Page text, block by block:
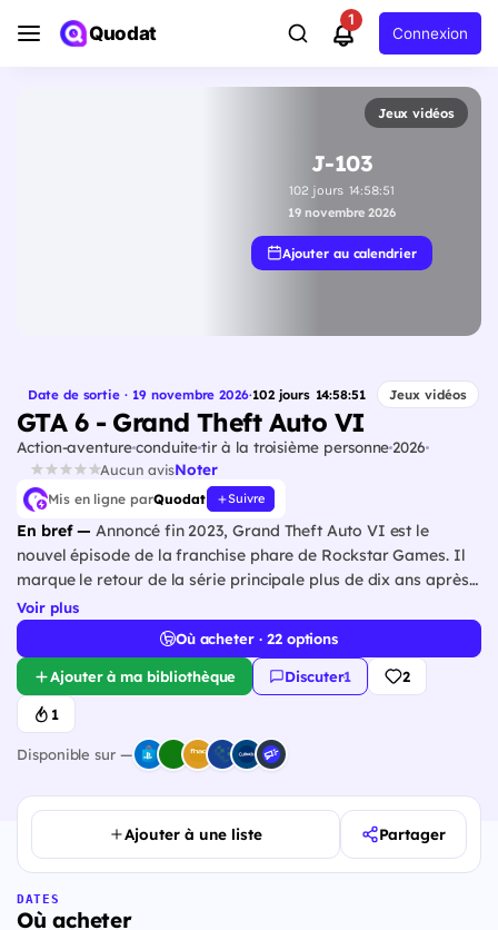
Quodat
1
Connexion
Jeux vidéos
J-103
102jours 14:58:50
19 novembre 2026
Ajouter au calendrier
Date de sortie · 19 novembre 2026·102jours 14:58:50 Jeux vidéos
GTA 6 - Grand Theft Auto VI
Action-aventureconduitetir à la troisième personne 2026
Aucun avisNoter
Mis en ligne parQuodat Suivre
En bref — Annoncé fin 2023, Grand Theft Auto VI est le
nouvel épisode de la franchise phare de Rockstar Games. Il
marque le retour de la série principale plus de dix ans après
Grand Theft Auto V, l'un des jeux les plus vendus de l'histoire.
Le jeu prend place à Leonida, un État fictif inspiré de la
Floride, et dans sa métropole…
Voir plus
Où acheter · 22 options
Ajouter à ma bibliothèque Discuter·1 2
1
Disponible sur —
Ajouter à une liste Partager
DATES
Où acheter